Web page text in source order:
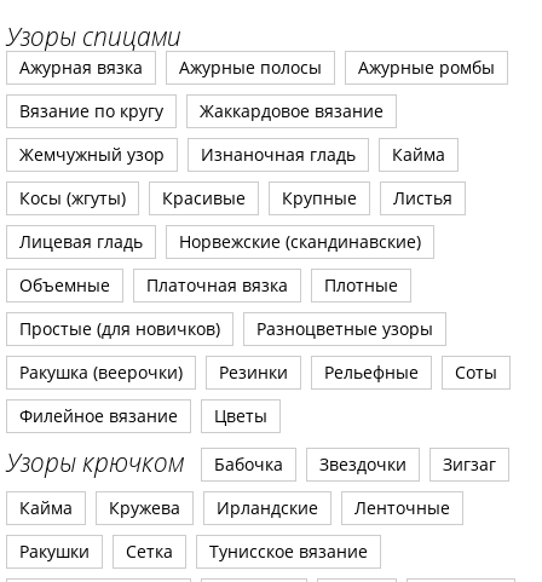
Узоры спицами
Ажурная вязка Ажурные полосы
Ажурные ромбы
Вязание по кругу
Жаккардовое вязание
Жемчужный узор
Изнаночная гладь
Кайма
Косы (жгуты)
Красивые Крупные
Листья
Лицевая гладь
Норвежские (скандинавские)
Объемные
Платочная вязка
Плотные
Простые (для новичков)
Разноцветные узоры
Ракушка (веерочки)
Резинки Рельефные
Соты
Филейное вязание
Цветы
Узоры крючком Бабочка Звездочки
Зигзаг
Кайма
Кружева Ирландские
Ленточные
Ракушки
Сетка
Тунисское вязание